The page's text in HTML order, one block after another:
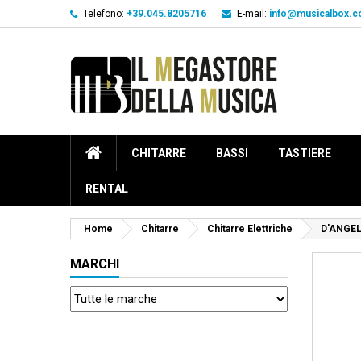
Telefono: +39.045.8205716 E-mail:
CHITARRE BASSI TASTIERE
RENTAL
Home Chitarre Chitarre Elettriche
MARCHI